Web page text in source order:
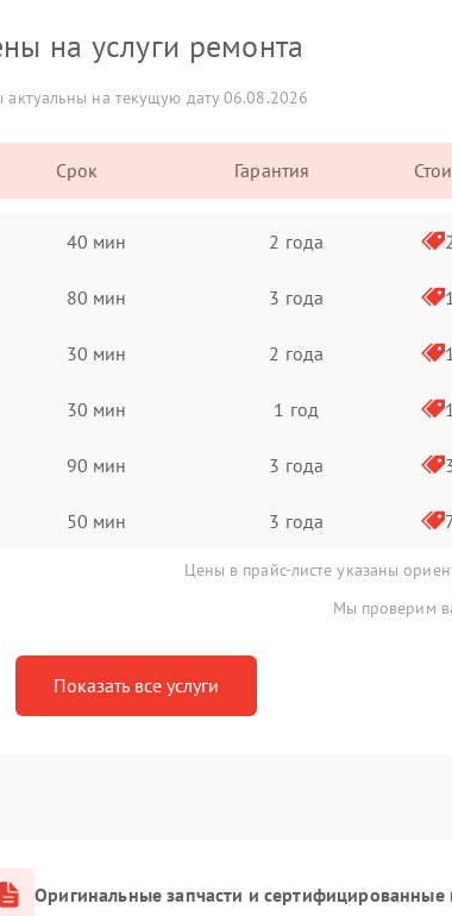
на услуги ремонта
актуальны на текущую дату 06.08.2026
Срок Гарантия
40 мин 2 года
80 мин 3 года
30 мин 2 года
30 мин 1 год
90 мин 3 года
50 мин 3 года
Цены в прайс-листе указаны
Мы проверим
Показать все услуги
Оригинальные запчасти и сертифицированные